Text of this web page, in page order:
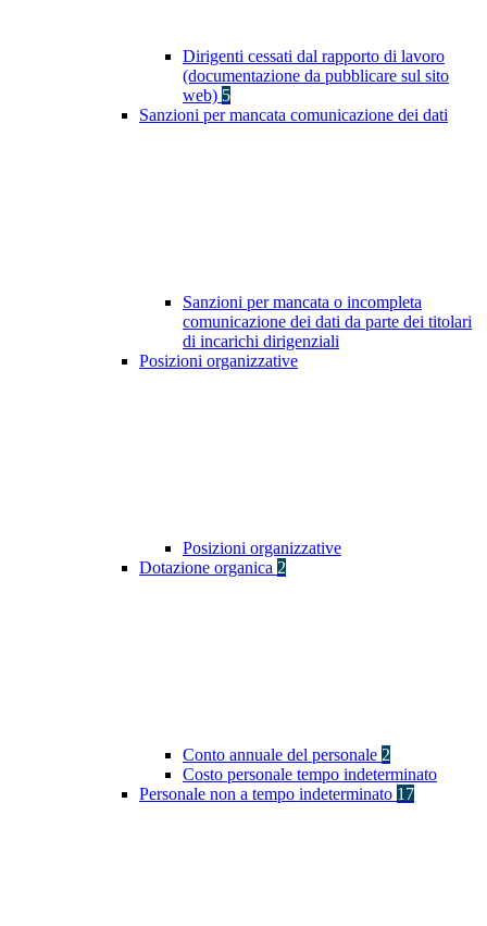
Dirigenti cessati dal rapporto di lavoro
(documentazione da pubblicare sul sito
web) 5
Sanzioni per mancata comunicazione dei dati
Sanzioni per mancata o incompleta
comunicazione dei dati da parte dei titolari
di incarichi dirigenziali
Posizioni organizzative
Posizioni organizzative
Dotazione organica 2
Conto annuale del personale 2
Costo personale tempo indeterminato
Personale non a tempo indeterminato 17